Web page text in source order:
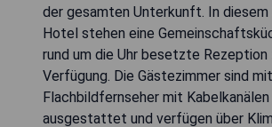
der gesamten Unterkunft. In
Hotel stehen eine
rund um die Uhr besetzte Rezeption
Verfügung. Die Gästezimmer sind
Flachbildfernseher mit Kabelkanälen
ausgestattet und verfügen über